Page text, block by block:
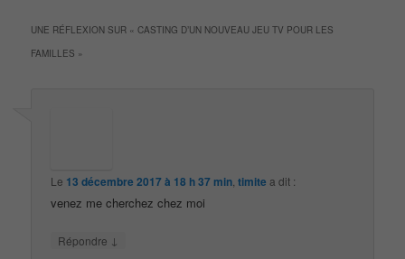
UNE RÉFLEXION SUR «CASTING D’UN NOUVEAU JEU TV POUR LES
FAMILLES »
Le 13 décembre 2017 à 18 h 37 min ,timite a dit :
venez me cherchez chez moi
Répondre ↓